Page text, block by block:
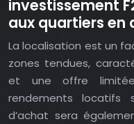
investissement
aux quartiers
La localisation est un
zones tendues,
et une offre
rendements locatifs
d’achat sera